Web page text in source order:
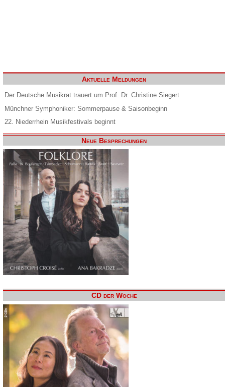
Aktuelle Meldungen
Der Deutsche Musikrat trauert um Prof. Dr. Christine Siegert
Münchner Symphoniker: Sommerpause & Saisonbeginn
22. Niederrhein Musikfestivals beginnt
Neue Besprechungen
CD der Woche